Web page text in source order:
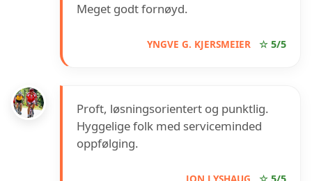
Meget godt fornøyd.
YNGVE G. KJERSMEIER ☆ 5/5
Proft, løsningsorientert og punktlig.
Hyggelige folk med serviceminded
oppfølging.